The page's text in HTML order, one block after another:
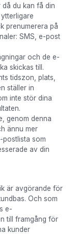
du kan få din
prenumerera på
SMS, e-post
och de e-
skickas till.
tidszon, plats,
ställer in
inte stör dina
genom denna
ännu mer
postlista som
av din
är avgörande för
Och som
e-
till framgång för
kunder